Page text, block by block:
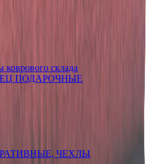
коврового склада
ПОДАРОЧНЫЕ
ЧЕХЛЫ